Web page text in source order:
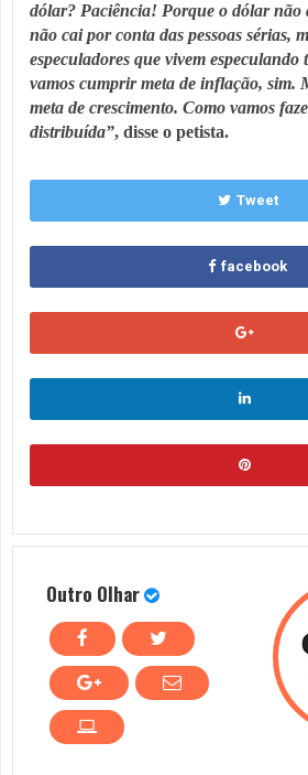
dólar? Paciência! Porque o dólar não
não cai por conta das pessoas sérias,
especuladores que vivem especulando
vamos cumprir meta de inflação, sim.
meta de crescimento. Como vamos
distribuída”, disse o petista.
Tweet
facebook
Outro Olhar